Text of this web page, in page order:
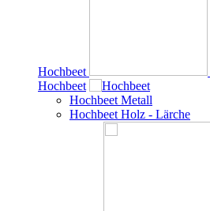
Hochbeet
Hochbeet
Hochbeet Metall
Hochbeet Holz - Lärche